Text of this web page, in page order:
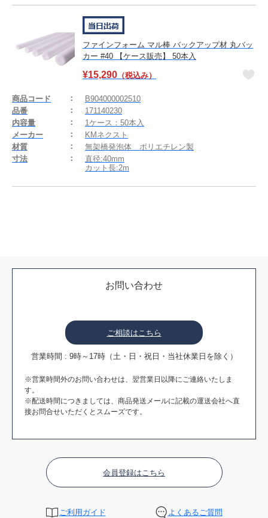
ファインフォーム マル棒 バックアップ材 丸バッ
カー #40 【ケース販売】 50本入
¥15,290 （税込み）
商品コード
B904000002510
品番
171140230
内容量
1ケース：50本入
メーカー
KMネクスト
材質
無架橋発泡体 ポリエチレン製
寸法
直径:40mm
カット長:2m
お問い合わせ
ご相談はこちら
営業時間 : 9時～17時（土・日・祝日・当社休業日を除く）
※営業時間外のお問い合わせは、翌営業日以降にご連絡いたしま
す。
※配送時間につきましては、商品発送メールに記載の運送会社へ直
接お問合せいただくとスムーズです。
会員登録はこちら
ご利用ガイド よくあるご質問